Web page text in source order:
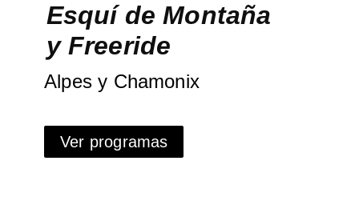
Esquí de Montaña
y Freeride
Alpes y Chamonix
Ver programas